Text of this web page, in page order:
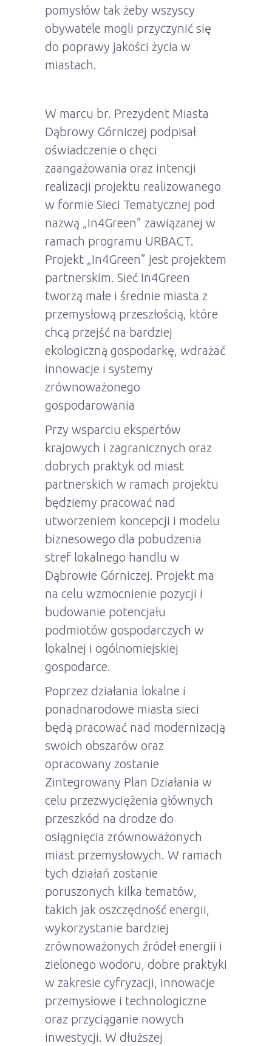
pomysłów tak żeby wszyscy
obywatele mogli przyczynić się
do poprawy jakości życia w
miastach.
W marcu br. Prezydent Miasta
Dąbrowy Górniczej podpisał
oświadczenie o chęci
zaangażowania oraz intencji
realizacji projektu realizowanego
w formie Sieci Tematycznej pod
nazwą „In4Green” zawiązanej w
ramach programu URBACT.
Projekt „In4Green” jest projektem
partnerskim. Sieć In4Green
tworzą małe i średnie miasta z
przemysłową przeszłością, które
chcą przejść na bardziej
ekologiczną gospodarkę, wdrażać
innowacje i systemy
zrównoważonego
gospodarowania
Przy wsparciu ekspertów
krajowych i zagranicznych oraz
dobrych praktyk od miast
partnerskich w ramach projektu
będziemy pracować nad
utworzeniem koncepcji i modelu
biznesowego dla pobudzenia
stref lokalnego handlu w
Dąbrowie Górniczej. Projekt ma
na celu wzmocnienie pozycji i
budowanie potencjału
podmiotów gospodarczych w
lokalnej i ogólnomiejskiej
gospodarce.
Poprzez działania lokalne i
ponadnarodowe miasta sieci
będą pracować nad modernizacją
swoich obszarów oraz
opracowany zostanie
Zintegrowany Plan Działania w
celu przezwyciężenia głównych
przeszkód na drodze do
osiągnięcia zrównoważonych
miast przemysłowych. W ramach
tych działań zostanie
poruszonych kilka tematów,
takich jak oszczędność energii,
wykorzystanie bardziej
zrównoważonych źródeł energii i
zielonego wodoru, dobre praktyki
w zakresie cyfryzacji, innowacje
przemysłowe i technologiczne
oraz przyciąganie nowych
inwestycji. W dłuższej